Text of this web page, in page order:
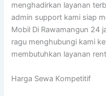
menghadirkan layanan
admin support kami siap
Mobil Di Rawamangun 24
ragu menghubungi kami
membutuhkan layanan
Harga Sewa Kompetitif